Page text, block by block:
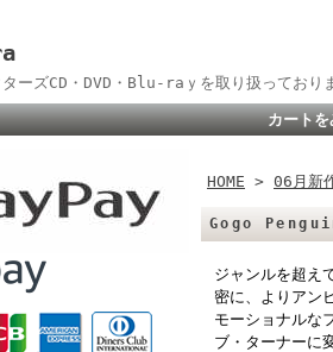
ーズCD・DVD・Blu-raｙを取り扱っており
カートを
HOME > 06月新
Gogo
ジャンルを超え
密に、よりアン
モーショナルな
ブ・ターナーに